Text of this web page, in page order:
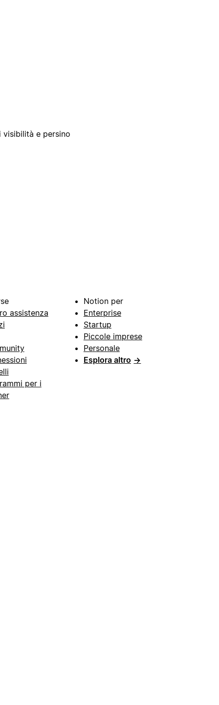
e persino
assistenza
per i
Notion per
Enterprise
Startup
Piccole imprese
Personale
Esplora altro →